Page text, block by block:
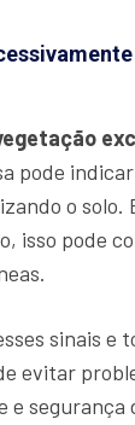
pode
o solo.
isso pode
sinais e
evitar
e segurança